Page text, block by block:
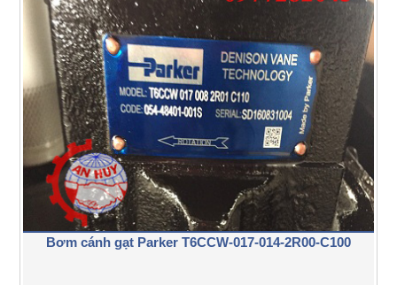
Bơm cánh gạt Parker T6CCW-017-014-2R00-C100